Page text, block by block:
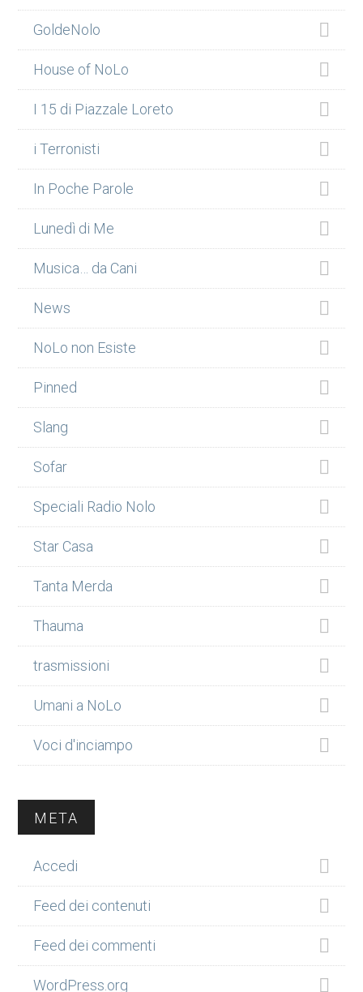
GoldeNolo
House of NoLo
I 15 di Piazzale Loreto
i Terronisti
In Poche Parole
Lunedì di Me
Musica… da Cani
News
NoLo non Esiste
Pinned
Slang
Sofar
Speciali Radio Nolo
Star Casa
Tanta Merda
Thauma
trasmissioni
Umani a NoLo
Voci d'inciampo
META
Accedi
Feed dei contenuti
Feed dei commenti
WordPress.org